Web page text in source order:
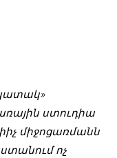
ստուդիա
միջոցառմանն
ոչ